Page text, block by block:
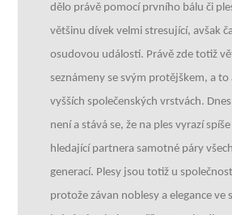
dělo právě pomocí prvního bálu či
většinu dívek velmi stresující, avšak
osudovou událostí. Právě zde totiž
seznámeny se svým protějškem, a to
vyšších společenských vrstvách.
není a stává se, že na ples vyrazí
hledající partnera samotné páry
generací. Plesy jsou totiž u
protože závan noblesy a elegance ve